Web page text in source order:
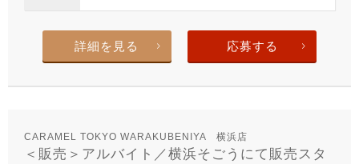
詳細を見る 応募する
CARAMEL TOKYO WARAKUBENIYA 横浜店
＜販売＞アルバイト／横浜そごうにて販売スタ